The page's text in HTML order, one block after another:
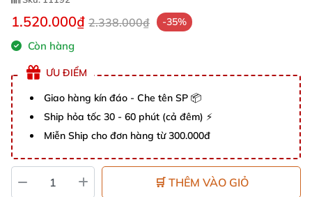
1.520.000₫ 2.338.000₫ -35%
Còn hàng
ƯU ĐIỂM
Giao hàng kín đáo - Che tên SP 📦
Ship hỏa tốc 30 - 60 phút (cả đêm) ⚡
Miễn Ship cho đơn hàng từ 300.000đ
🛒 THÊM VÀO GIỎ